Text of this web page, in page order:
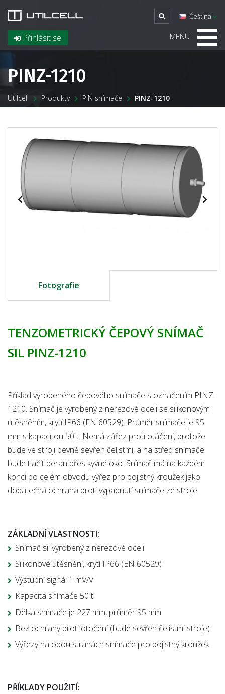
Přihlásit se
Čeština
MENU
PINZ-1210
Utilcell Produkty PIN snímače PINZ-1210
Fotografie
TENZOMETRICKÝ ČEPOVÝ SNÍMAČ
SIL PINZ-1210
Příklad vyrobeného čepového snímače s označením PINZ-
1210. Snímač je vyrobený z nerezové oceli se silikonovým
utěsněním, krytí IP66 (EN 60529). Průměr snímače je 95
mm s kapacitou 50 t. Nemá zářez proti otáčení, protože
bude ve stroji pevně sevřen čelistmi, a na střed snímače
bude tlačit beran přes kyvné oko. Snímač má na každém
konci po celém obvodu výřez pro pojistný kroužek jako
dodatečná ochrana proti vypadnutí snímače ze stroje.
ZÁKLADNÍ VLASTNOSTI:
Snímač sil vyrobený z nerezové oceli
Silikonové utěsnění, krytí IP66 (EN 60529)
Výstupní signál 1 mV/V
Kapacita snímače 50 t
Délka snímače je 227 mm, průměr 95 mm
Bez ochrany proti otočení (bude sevřen čelistmi stroje)
Výřezy na obou stranách snímače pro pojistný kroužek
PŘÍKLADY POUŽITÍ: